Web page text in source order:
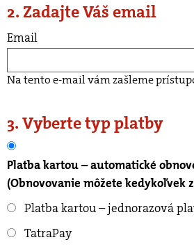
2. Zadajte Váš email
Email
Na tento e-mail vám zašleme
3. Vyberte typ platby
Platba kartou – automatické
(Obnovovanie môžete kedykoľvek
Platba kartou – jednorazová
TatraPay